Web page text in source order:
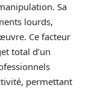
Sa
lourds,
Ce facteur
total d’un
permettant